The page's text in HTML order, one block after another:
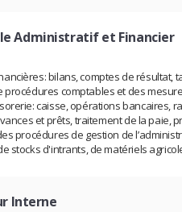
Administratif et Financier
bilans, comptes de résultat,
procédures comptables et des
caisse, opérations bancaires,
et prêts, traitement de la paie,
procédures de gestion de
stocks d'intrants, de matériels
Interne